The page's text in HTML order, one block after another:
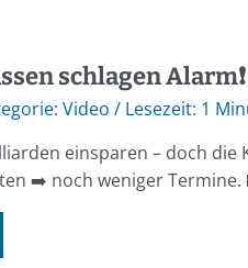
schlagen Alarm❗️
Video /
1
einsparen – doch
➡️ noch weniger